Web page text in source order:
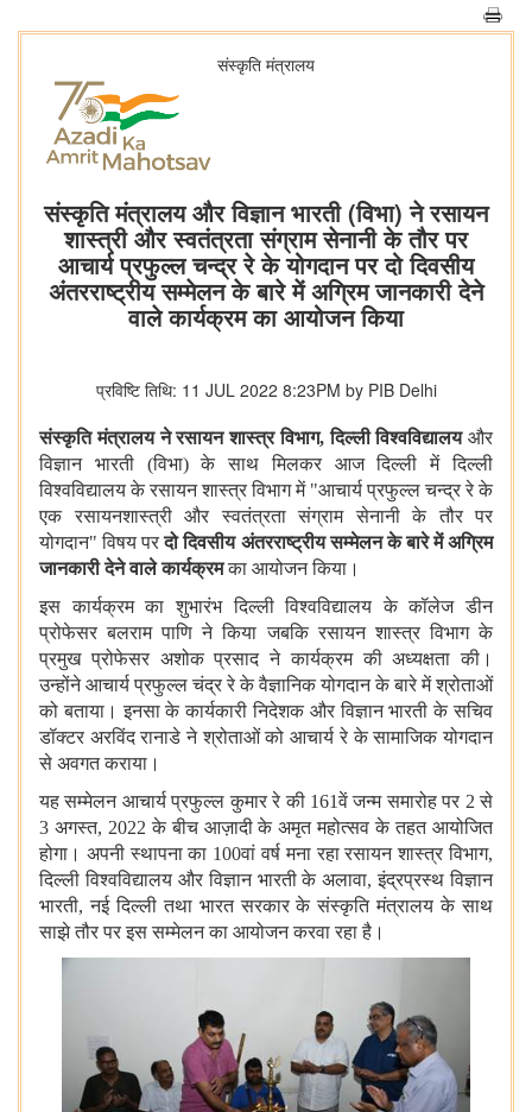
संस्‍कृति मंत्रालय
संस्कृति मंत्रालय और विज्ञान भारती (विभा) ने रसायन
शास्त्री और स्वतंत्रता संग्राम सेनानी के तौर पर
आचार्य प्रफुल्ल चन्द्र रे के योगदान पर दो दिवसीय
अंतरराष्ट्रीय सम्मेलन के बारे में अग्रिम जानकारी देने
वाले कार्यक्रम का आयोजन किया
प्रविष्टि तिथि: 11 JUL 2022 8:23PM by PIB Delhi
संस्कृति मंत्रालय ने रसायन शास्त्र विभाग, दिल्ली विश्वविद्यालयऔर
विज्ञान भारती (विभा) के साथ मिलकर आज दिल्ली में दिल्ली
विश्वविद्यालय के रसायन शास्त्र विभाग में "आचार्य प्रफुल्ल चन्द्र रे के
एक रसायनशास्त्री और स्वतंत्रता संग्राम सेनानी के तौर पर
योगदान" विषय परदो दिवसीय अंतरराष्ट्रीय सम्मेलन के बारे में अग्रिम
जानकारी देने वाले कार्यक्रमका आयोजन किया।
इस कार्यक्रम का शुभारंभ दिल्ली विश्वविद्यालय के कॉलेज डीन
प्रोफेसर बलराम पाणि ने किया जबकि रसायन शास्त्र विभाग के
प्रमुख प्रोफेसर अशोक प्रसाद ने कार्यक्रम की अध्यक्षता की।
उन्होंने आचार्य प्रफुल्ल चंद्र रे के वैज्ञानिक योगदान के बारे में श्रोताओं
को बताया। इनसा के कार्यकारी निदेशक और विज्ञान भारती के सचिव
डॉक्टर अरविंद रानाडे ने श्रोताओं को आचार्य रे के सामाजिक योगदान
से अवगत कराया।
यह सम्मेलन आचार्य प्रफुल्ल कुमार रे की 161वें जन्म समारोह पर 2 से
3 अगस्त, 2022 के बीच आज़ादी के अमृत महोत्सव के तहत आयोजित
होगा। अपनी स्थापना का 100वां वर्ष मना रहा रसायन शास्त्र विभाग,
दिल्ली विश्वविद्यालय और विज्ञान भारती के अलावा, इंद्रप्रस्थ विज्ञान
भारती, नई दिल्ली तथा भारत सरकार के संस्कृति मंत्रालय के साथ
साझे तौर पर इस सम्मेलन का आयोजन करवा रहा है।